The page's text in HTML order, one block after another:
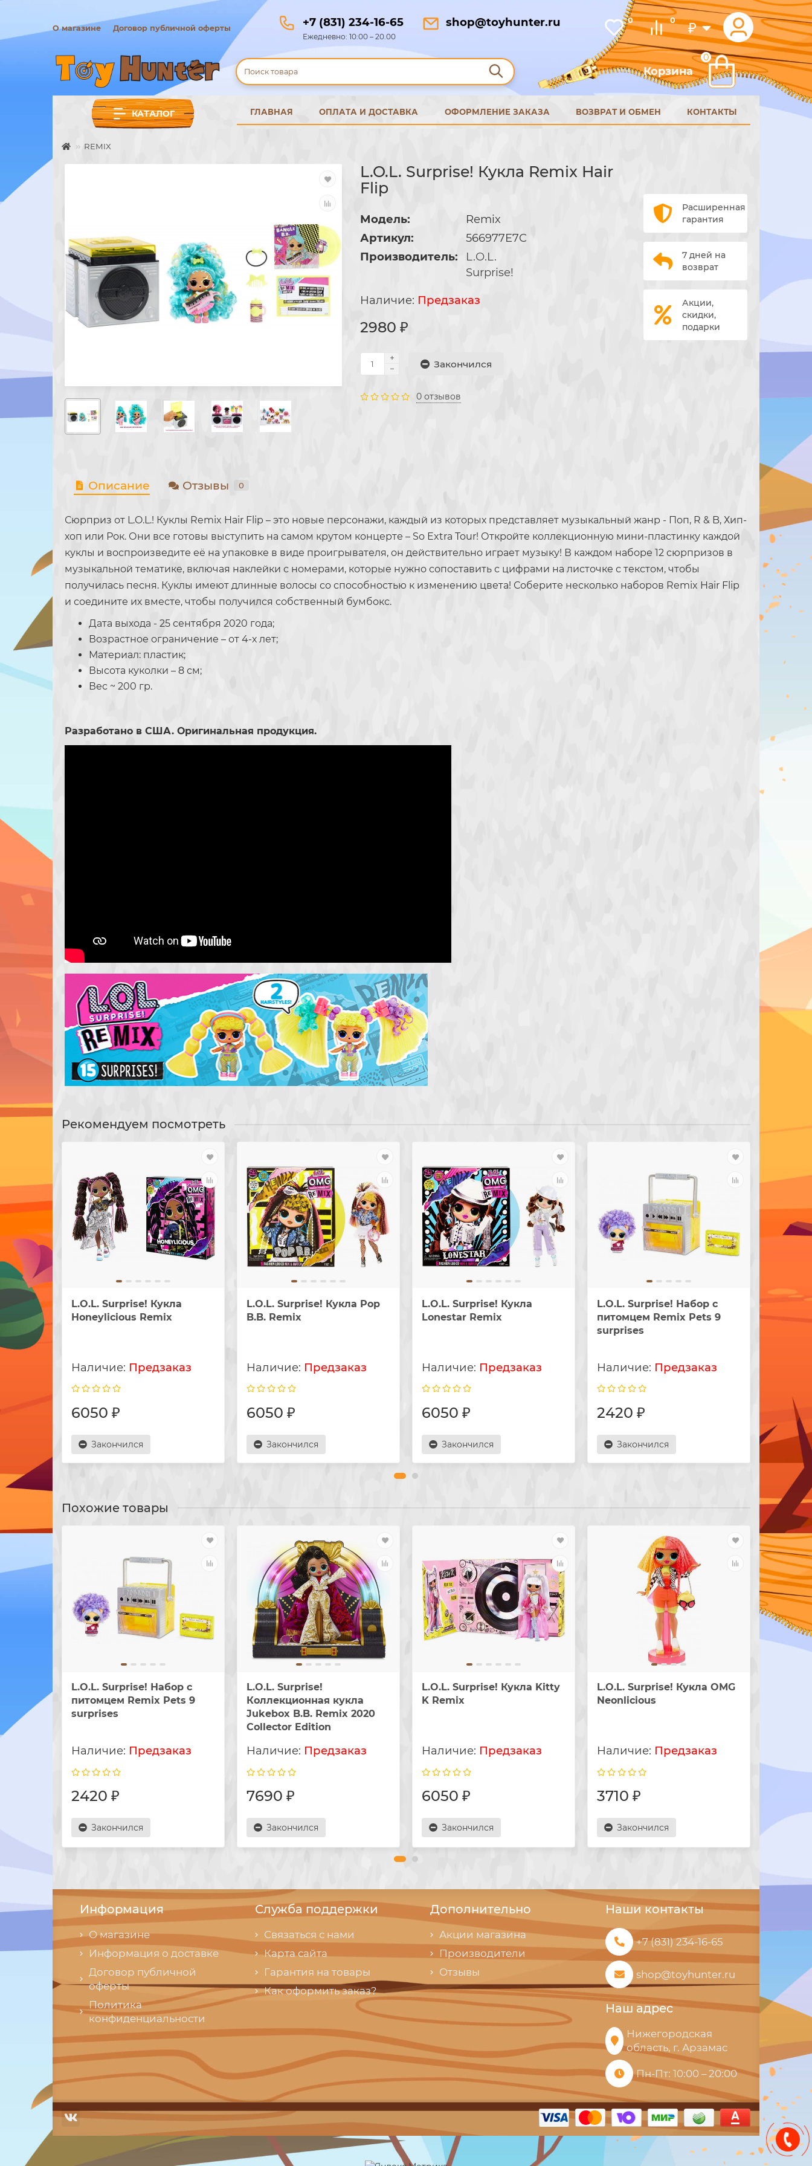
₽
0
0
+7 (831) 234-16-65
Ежедневно: 10:00 – 20.00
shop@toyhunter.ru
О магазине Договор публичной оферты
Корзина
0
КАТАЛОГ ГЛАВНАЯ ОПЛАТА И ДОСТАВКА ОФОРМЛЕНИЕ ЗАКАЗА ВОЗВРАТ И ОБМЕН КОНТАКТЫ
REMIX
L.O.L. Surprise! Кукла Remix Hair
Flip
Модель:
Remix
Артикул:
566977E7C
Производитель:
L.O.L.
Surprise!
Предзаказ
2980 ₽
Закончился
0 отзывов
Расширенная
гарантия
7 дней на
возврат
Акции,
скидки,
подарки
Описание Отзывы 0
Сюрприз от L.O.L.! Куклы Remix Hair Flip – это новые персонажи, каждый из которых представляет музыкальный жанр - Поп, R & B, Хип-
хоп или Рок. Они все готовы выступить на самом крутом концерте – So Extra Tour! Откройте коллекционную мини-пластинку каждой
куклы и воспроизведите её на упаковке в виде проигрывателя, он действительно играет музыку! В каждом наборе 12 сюрпризов в
музыкальной тематике, включая наклейки с номерами, которые нужно сопоставить с цифрами на листочке с текстом, чтобы
получилась песня. Куклы имеют длинные волосы со способностью к изменению цвета! Соберите несколько наборов Remix Hair Flip
и соедините их вместе, чтобы получился собственный бумбокс.
Дата выхода - 25 сентября 2020 года;
Возрастное ограничение – от 4-х лет;
Материал: пластик;
Высота куколки – 8 см;
Вес ~ 200 гр.
Разработано в США. Оригинальная продукция.
Рекомендуем посмотреть
L.O.L. Surprise! Кукла
Honeylicious Remix
Предзаказ
6050 ₽
Закончился
L.O.L. Surprise! Кукла Pop
B.B. Remix
Предзаказ
6050 ₽
Закончился
L.O.L. Surprise! Кукла
Lonestar Remix
Предзаказ
6050 ₽
Закончился
L.O.L. Surprise! Набор с
питомцем Remix Pets 9
surprises
Предзаказ
2420 ₽
Закончился
L.O.L.
Похожие товары
L.O.L. Surprise! Набор с
питомцем Remix Pets 9
surprises
Предзаказ
2420 ₽
Закончился
L.O.L. Surprise!
Коллекционная кукла
Jukebox B.B. Remix 2020
Collector Edition
Предзаказ
7690 ₽
Закончился
L.O.L. Surprise! Кукла Kitty
K Remix
Предзаказ
6050 ₽
Закончился
L.O.L. Surprise! Кукла OMG
Neonlicious
Предзаказ
3710 ₽
Закончился
Информация
О магазине
Информация о доставке
Договор публичной
оферты
Политика
конфиденциальности
Служба поддержки
Связаться с нами
Карта сайта
Гарантия на товары
Как оформить заказ?
Дополнительно
Акции магазина
Производители
Отзывы
Наши контакты
+7 (831) 234-16-65
shop@toyhunter.ru
Наш адрес
Нижегородская
область, г. Арзамас
Пн-Пт: 10:00 – 20:00